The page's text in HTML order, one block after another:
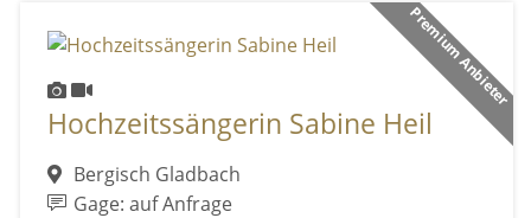
Premium Anbieter
Hochzeitssängerin Sabine Heil
Bergisch Gladbach
Gage: auf Anfrage